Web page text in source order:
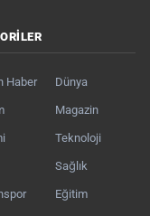
Haber Dünya
Magazin
Teknoloji
Sağlık
Eğitim